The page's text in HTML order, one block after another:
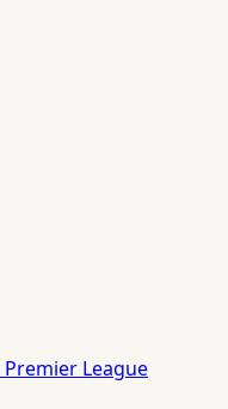
Premier League